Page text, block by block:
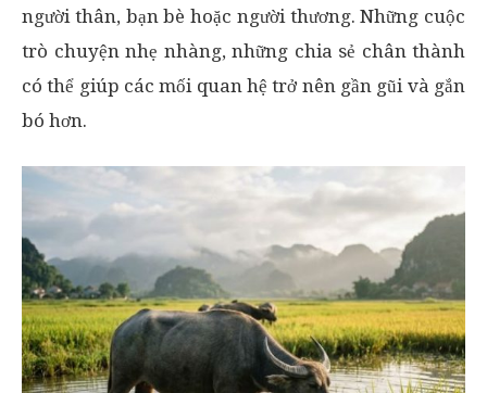
người thân, bạn bè hoặc người thương. Những cuộc
trò chuyện nhẹ nhàng, những chia sẻ chân thành
có thể giúp các mối quan hệ trở nên gần gũi và gắn
bó hơn.